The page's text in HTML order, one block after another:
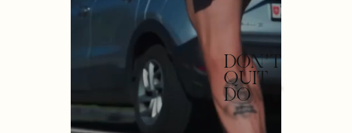
DON'T
QU IT
DO N'T
QU